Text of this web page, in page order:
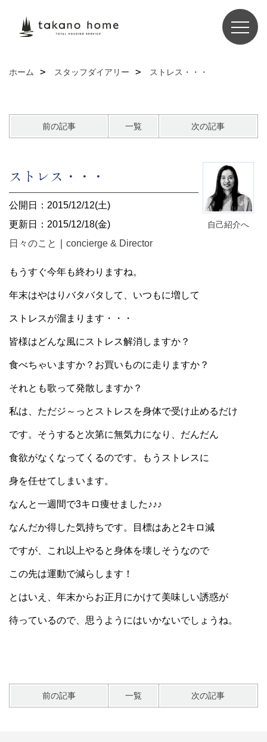
ホーム スタッフダイアリー ストレス・・・
前の記事 一覧 次の記事
自己紹介へ
ストレス・・・
公開日：2015/12/12(土)
更新日：2015/12/18(金)
日々のこと
concierge & Director
もうすぐ今年も終わりますね。
年末はやはりバタバタして、いつもに増して
ストレスが溜まります・・・
皆様はどんな風にストレス解消しますか？
食べちゃいますか？お買いものに走りますか？
それとも歌って発散しますか？
私は、ただジ～っとストレスを身体で受け止めるだけ
です。そうすると次第に無気力になり、だんだん
食欲がなくなってくるのです。もうストレスに
身を任せてしまいます。
なんと一週間で3キロ痩せました♪♪♪
なんだか得した気持ちです。目標はあと2キロ減
ですが、これ以上やると身体を壊しそうなので
この先は運動で減らします！
とはいえ、年末からお正月にかけて美味しい誘惑が
待っているので、思うようにはいかないでしょうね。
前の記事 一覧 次の記事